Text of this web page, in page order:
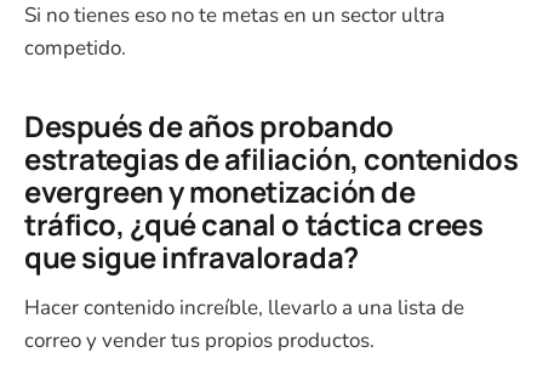
Si no tienes eso no te metas en un sector ultra
competido.
Después de años probando
estrategias de afiliación, contenidos
evergreen y monetización de
tráfico, ¿qué canal o táctica crees
que sigue infravalorada?
Hacer contenido increíble, llevarlo a una lista de
correo y vender tus propios productos.